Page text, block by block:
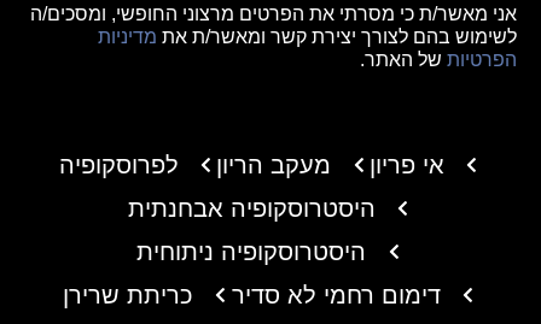
אני מאשר/ת כי מסרתי את הפרטים מרצוני החופשי, ומסכים/ה
לשימוש בהם לצורך יצירת קשר ומאשר/ת את מדיניות
הפרטיות של האתר.
אי פריון מעקב הריון
לפרוסקופיה
היסטרוסקופיה אבחנתית
היסטרוסקופיה ניתוחית
דימום רחמי לא סדיר
כריתת שרירן